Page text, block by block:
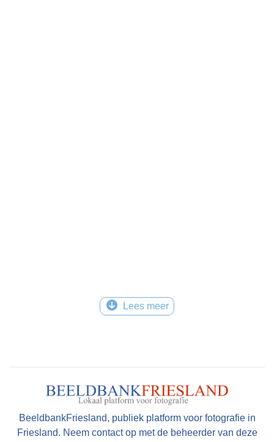
Lees meer
BeeldbankFriesland, publiek platform voor fotografie in
Friesland. Neem contact op met de beheerder van deze